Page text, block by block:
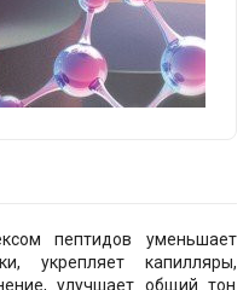
пептидов уменьшает
укрепляет капилляры,
улучшает общий тон